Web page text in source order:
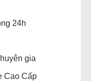
24h
gia
Cao Cấp